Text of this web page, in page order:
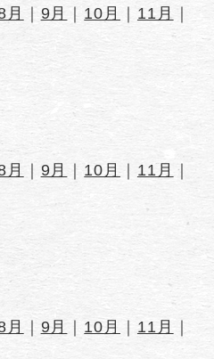
月 ｜ 9月 ｜ 10月 ｜ 11月 ｜
月 ｜ 9月 ｜ 10月 ｜ 11月 ｜
月 ｜ 9月 ｜ 10月 ｜ 11月
｜